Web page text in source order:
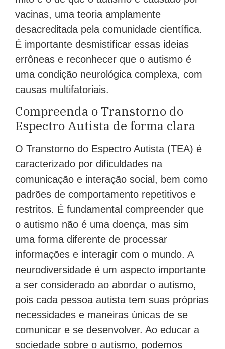
vacinas, uma teoria amplamente
desacreditada pela comunidade científica.
É importante desmistificar essas ideias
errôneas e reconhecer que o autismo é
uma condição neurológica complexa, com
causas multifatoriais.
Compreenda o Transtorno do
Espectro Autista de forma clara
O Transtorno do Espectro Autista (TEA) é
caracterizado por dificuldades na
comunicação e interação social, bem como
padrões de comportamento repetitivos e
restritos. É fundamental compreender que
o autismo não é uma doença, mas sim
uma forma diferente de processar
informações e interagir com o mundo. A
neurodiversidade é um aspecto importante
a ser considerado ao abordar o autismo,
pois cada pessoa autista tem suas próprias
necessidades e maneiras únicas de se
comunicar e se desenvolver. Ao educar a
sociedade sobre o autismo, podemos